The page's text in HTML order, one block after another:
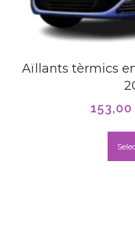
Aïllants tèrmics
153,00